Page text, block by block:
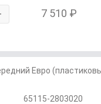
7 510 ₽
Евро
65115-2803020